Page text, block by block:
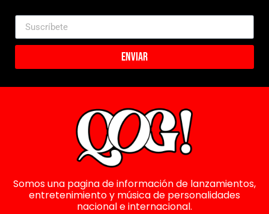
Enviar
Somos una pagina de información de lanzamientos,
entretenimiento y música de personalidades
nacional e internacional.